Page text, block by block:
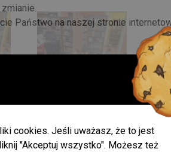
Państwo na naszej stronie
ŻE W DNIACH 3-14
HERBACH PRZY UL. LUBLINIECKIEJ
cookies. Jeśli uważasz, że to jest
"Akceptuj wszystko". Możesz też